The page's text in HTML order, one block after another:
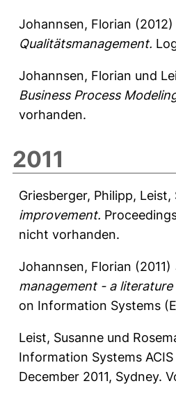
Johannsen, Florian (2012)
Qualitätsmanagement.
Johannsen, Florian und
Business Process
vorhanden.
2011
Griesberger, Philipp, Leist,
improvement.
nicht vorhanden.
Johannsen, Florian (2011)
management - a
on Information Systems
Leist, Susanne und
Information Systems
December 2011, Sydney.